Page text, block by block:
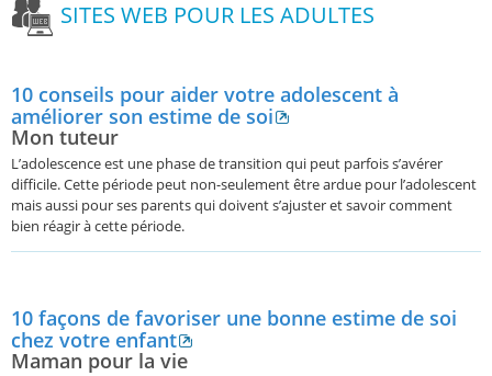
SITES WEB POUR LES ADULTES
10 conseils pour aider votre adolescent à
améliorer son estime de soi
Mon tuteur
L’adolescence est une phase de transition qui peut parfois s’avérer
difficile. Cette période peut non-seulement être ardue pour l’adolescent
mais aussi pour ses parents qui doivent s’ajuster et savoir comment
bien réagir à cette période.
10 façons de favoriser une bonne estime de soi
chez votre enfant
Maman pour la vie